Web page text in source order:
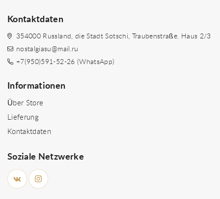
Kontaktdaten
354000 Russland, die Stadt Sotschi, Traubenstraße. Haus 2/3
nostalgiasu@mail.ru
+7(950)591-52-26 (WhatsApp)
Informationen
Über Store
Lieferung
Kontaktdaten
Soziale Netzwerke